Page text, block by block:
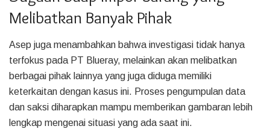
Melibatkan Banyak Pihak
Asep juga menambahkan bahwa investigasi tidak hanya
terfokus pada PT Blueray, melainkan akan melibatkan
berbagai pihak lainnya yang juga diduga memiliki
keterkaitan dengan kasus ini. Proses pengumpulan data
dan saksi diharapkan mampu memberikan gambaran lebih
lengkap mengenai situasi yang ada saat ini.